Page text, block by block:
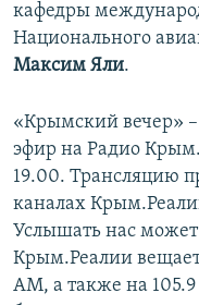
кафедры
Национального
Максим Яли.
«Крымский вечер»
эфир на Радио
19.00. Трансляцию
каналах
Услышать нас
Крым.Реалии вещает
АМ, а также на